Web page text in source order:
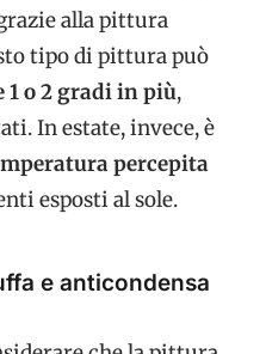
alla pittura
tipo di pittura può
1 o 2 gradi in più,
In estate, invece, è
percepita
esposti al sole.
e anticondensa